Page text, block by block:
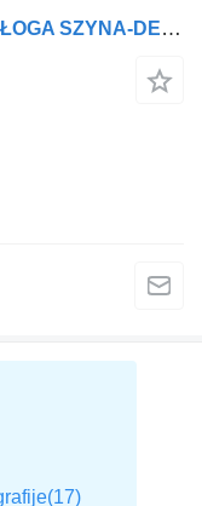
Samro Samro RAMA OCYNK / PODŁOGA SZYNA-DESKA / 2 OSIE / 2 OSIOWA / DWU